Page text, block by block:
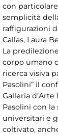
con
semplicità
raffigurazioni
Callas, Laura
La
corpo umano
ricerca visiva
Pasolini” il
Galleria
Pasolini con
universitari e
coltivato,